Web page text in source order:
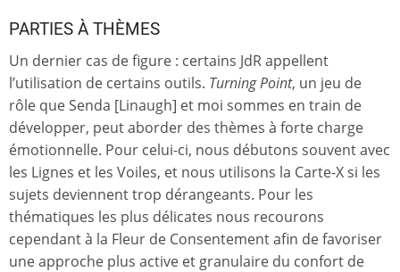
PARTIES À THÈMES
Un dernier cas de figure : certains JdR appellent
l’utilisation de certains outils. Turning Point, un jeu de
rôle que Senda [Linaugh] et moi sommes en train de
développer, peut aborder des thèmes à forte charge
émotionnelle. Pour celui-ci, nous débutons souvent avec
les Lignes et les Voiles, et nous utilisons la Carte-X si les
sujets deviennent trop dérangeants. Pour les
thématiques les plus délicates nous recourons
cependant à la Fleur de Consentement afin de favoriser
une approche plus active et granulaire du confort de